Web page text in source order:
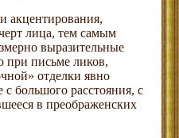
акцентирования,
лица, тем самым
выразительные
при письме ликов,
отделки явно
большого расстояния, с
в преображенских